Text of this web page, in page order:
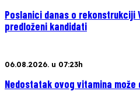
Poslanici danas o rekonstrukciji
predloženi kandidati
06.08.2026. u 07:23h
Nedostatak ovog vitamina